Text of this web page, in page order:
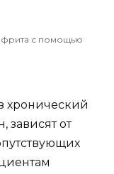
с помощью
хронический
зависят от